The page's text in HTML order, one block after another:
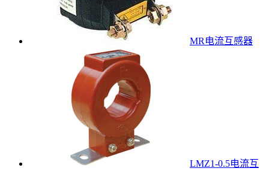
MR电流互感器
LMZ1-0.5电流互